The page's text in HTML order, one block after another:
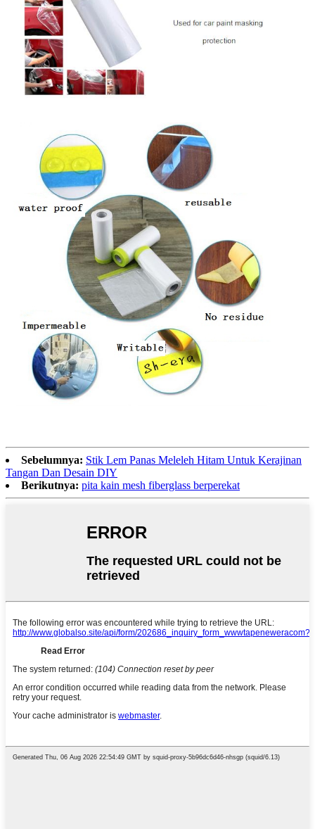
Sebelumnya: Stik Lem Panas Meleleh Hitam Untuk Kerajinan
Tangan Dan Desain DIY
Berikutnya: pita kain mesh fiberglass berperekat